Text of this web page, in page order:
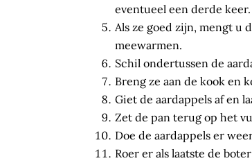
eventueel een derde keer.
Als ze goed zijn, mengt u
meewarmen.
Schil ondertussen de
Breng ze aan de kook en
Giet de aardappels af en
Zet de pan terug op het
Doe de aardappels er
Roer er als laatste de